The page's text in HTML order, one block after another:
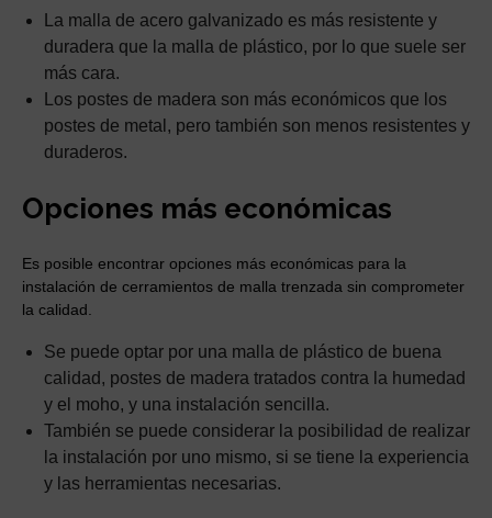
La malla de acero galvanizado es más resistente y
duradera que la malla de plástico, por lo que suele ser
más cara.
Los postes de madera son más económicos que los
postes de metal, pero también son menos resistentes y
duraderos.
Opciones más económicas
Es posible encontrar opciones más económicas para la
instalación de cerramientos de malla trenzada sin comprometer
la calidad.
Se puede optar por una malla de plástico de buena
calidad, postes de madera tratados contra la humedad
y el moho, y una instalación sencilla.
También se puede considerar la posibilidad de realizar
la instalación por uno mismo, si se tiene la experiencia
y las herramientas necesarias.